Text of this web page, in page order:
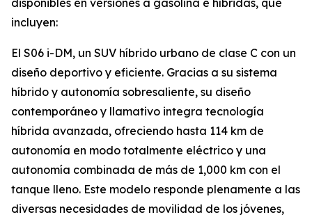
disponibles en versiones a gasolina e híbridas, que
incluyen:
El S06 i-DM, un SUV híbrido urbano de clase C con un
diseño deportivo y eficiente. Gracias a su sistema
híbrido y autonomía sobresaliente, su diseño
contemporáneo y llamativo integra tecnología
híbrida avanzada, ofreciendo hasta 114 km de
autonomía en modo totalmente eléctrico y una
autonomía combinada de más de 1,000 km con el
tanque lleno. Este modelo responde plenamente a las
diversas necesidades de movilidad de los jóvenes,